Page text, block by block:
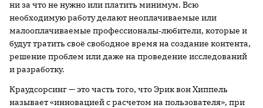
ни за что не нужно или платить минимум. Всю
необходимую работу делают неоплачиваемые или
малооплачиваемые профессионалы‐любители, которые и
будут тратить своё свободное время на создание контента,
решение проблем или даже на проведение исследований
и разработку.
Краудсорсинг — это часть того, что Эрик вон Хиппель
называет «инновацией с расчетом на пользователя», при